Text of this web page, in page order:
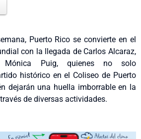
Puerto Rico se convierte en el
con la llegada de Carlos Alcaraz,
Puig, quienes no solo
histórico en el Coliseo de Puerto
dejarán una huella imborrable en la
de diversas actividades.